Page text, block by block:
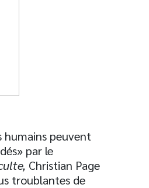
peuvent
par le
Christian Page
troublantes de